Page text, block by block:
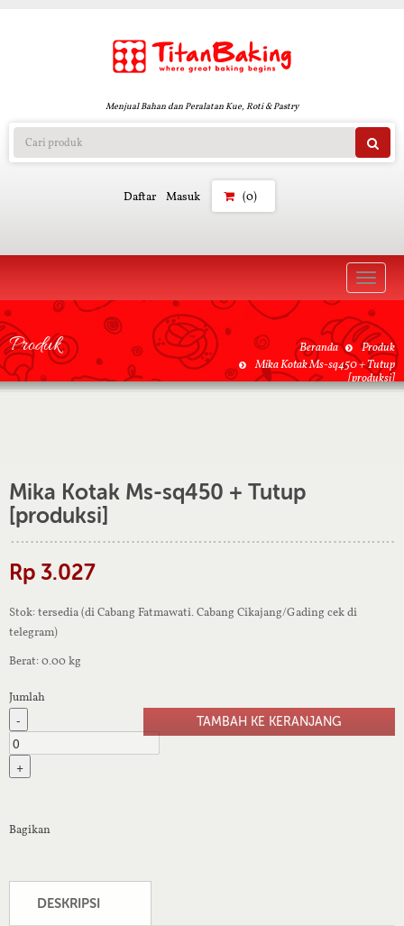
Menjual Bahan dan Peralatan Kue, Roti & Pastry
Daftar Masuk (0)
Toggle
Produk Beranda
Produk
Mika Kotak Ms-sq450 + Tutup
[produksi]
Mika Kotak Ms-sq450 + Tutup
[produksi]
Rp 3.027
Stok: tersedia (di Cabang Fatmawati. Cabang Cikajang/Gading cek di
telegram)
Berat: 0.00 kg
Jumlah
-
+
Bagikan
DESKRIPSI